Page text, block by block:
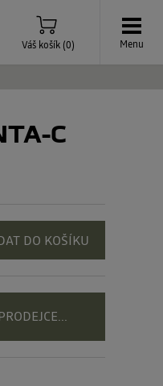
Váš košík (0) Menu
C
DO KOŠÍKU